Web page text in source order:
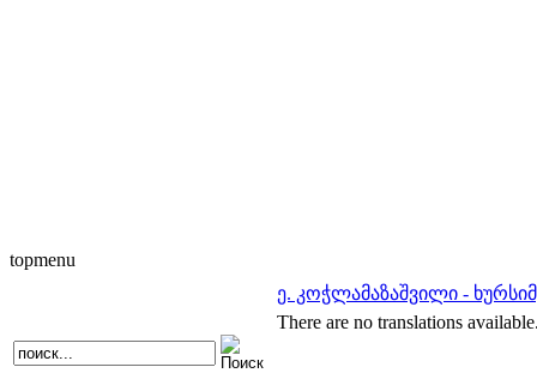
topmenu
ე. კოჭლამაზაშვილი -
There are no translations